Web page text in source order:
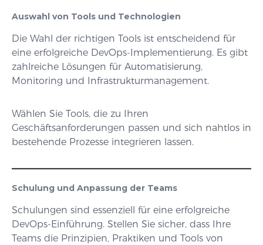
Auswahl von Tools und Technologien
Die Wahl der richtigen Tools ist entscheidend für
eine erfolgreiche DevOps-Implementierung. Es gibt
zahlreiche Lösungen für Automatisierung,
Monitoring und Infrastrukturmanagement.
Wählen Sie Tools, die zu Ihren
Geschäftsanforderungen passen und sich nahtlos in
bestehende Prozesse integrieren lassen.
Schulung und Anpassung der Teams
Schulungen sind essenziell für eine erfolgreiche
DevOps-Einführung. Stellen Sie sicher, dass Ihre
Teams die Prinzipien, Praktiken und Tools von